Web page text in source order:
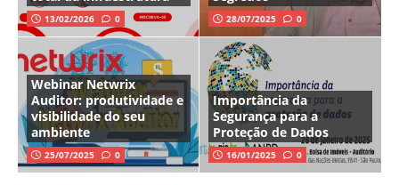
13/02/2026 0 28/07/2025 0
Webinar Netwrix
Auditor: produtividade e
visibilidade do seu
ambiente
25/07/2025 0
Importância da
Segurança para a
Proteção de Dados
16/01/2025 0